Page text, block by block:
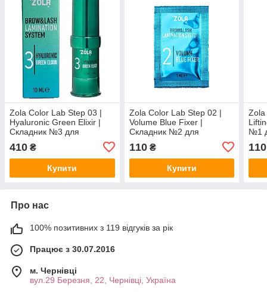
Zola Color Lab Step 03 |
Hyaluronic Green Elixir |
Складник №3 для
Флакон 10 мл
410 ₴
Купити
Zola Color Lab Step 02 |
Volume Blue Fixer |
Складник №2 для
Саше 1 мл
110₴
Купити
№1
110
Про нас
100% позитивних з 119 відгуків за рік
Працює з 30.07.2016
м. Чернівці
вул.29 Березня, 22, Чернівці, Україна